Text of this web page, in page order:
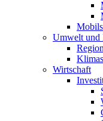
Umwelt und
Wirtschaft